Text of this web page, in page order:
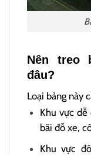
Nên treo
đâu?
Loại bảng này
Khu vực dễ
bãi đỗ xe,
Khu vực